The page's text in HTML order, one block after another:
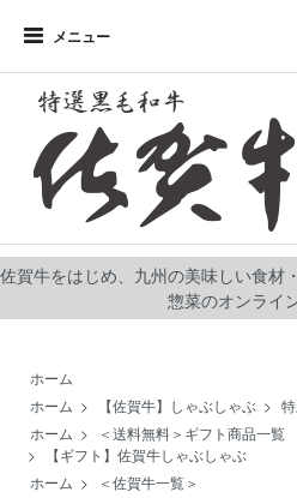
メニュー
佐賀牛をはじめ、九州の美味しい食材
惣菜のオンライ
ホーム
ホーム > 【佐賀牛】しゃぶしゃぶ >
ホーム >
＜送料無料＞ギフト商品一覧
>
【ギフト】佐賀牛しゃぶしゃぶ
ホーム >
＜佐賀牛一覧＞